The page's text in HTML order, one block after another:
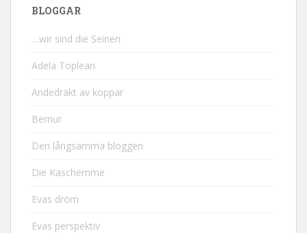
BLOGGAR
…wir sind die Seinen
Adela Toplean
Andedräkt av koppar
Bernur
Den långsamma bloggen
Die Kaschemme
Evas dröm
Evas perspektiv